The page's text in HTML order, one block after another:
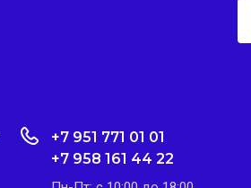
+7 951 771 01 01
+7 958 161 44 22